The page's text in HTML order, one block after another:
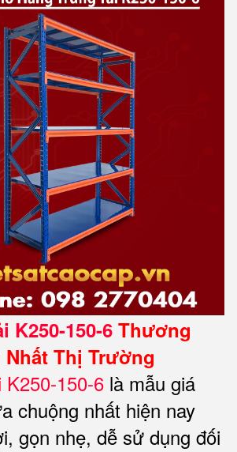
K250-150-6 Thương
Nhất Thị Trường
K250-150-6 là mẫu giá
chuộng nhất hiện nay
gọn nhẹ, dễ sử dụng đối